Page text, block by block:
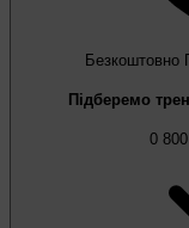
Безкоштовно
Підберемо
0